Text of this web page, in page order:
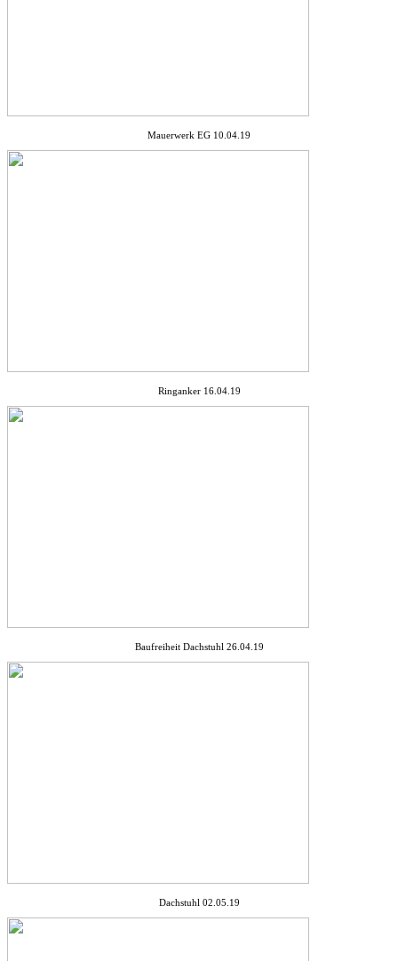
Mauerwerk EG 10.04.19
Ringanker 16.04.19
Baufreiheit Dachstuhl 26.04.19
Dachstuhl 02.05.19